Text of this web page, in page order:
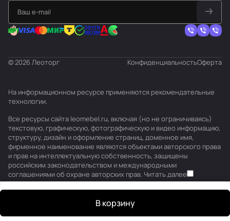
В корзину
© 2026 Леоторг КонфиденциальностьОферта
На информационном ресурсе применяются рекомендательные
технологии.
Все ресурсы сайта leomebel.ru, включая (но не ограничиваясь)
текстовую, графическую, фотографическую и видео информацию,
структуру, дизайн и оформление страниц, доменное имя,
фирменное наименование являются объектами авторского права
и прав на интеллектуальную собственность, защищены
российским законодательством и международными
соглашениями об охране авторских прав. Читать далее